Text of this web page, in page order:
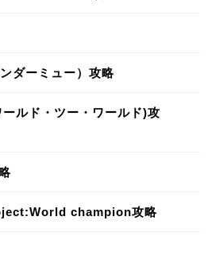
ダーミュー）攻略
ルド・ツー・ワールド)攻
champion攻略